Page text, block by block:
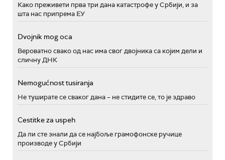
Како преживети прва три дана катастрофе у Србији, и за
шта нас припрема ЕУ
Dvojnik mog oca
Вероватно свако од нас има свог двојника са којим дели и
сличну ДНК
Nemogućnost tusiranja
Не туширате се сваког дана – не стидите се, то је здраво
Cestitke za uspeh
Да ли сте знали да се најбоље грамофонске ручице
производе у Србији